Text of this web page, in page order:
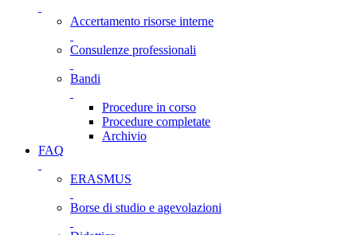
Accertamento risorse interne
Consulenze professionali
Bandi
Procedure in corso
Procedure completate
Archivio
FAQ
ERASMUS
Borse di studio e agevolazioni